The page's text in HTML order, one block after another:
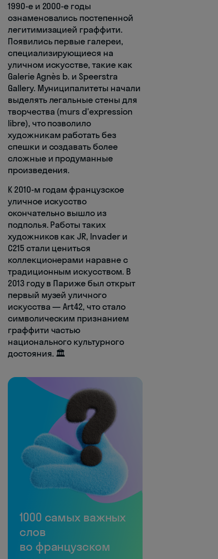
1990-е и 2000-е годы
ознаменовались постепенной
легитимизацией граффити.
Появились первые галереи,
специализирующиеся на
уличном искусстве, такие как
Galerie Agnès b. и Speerstra
Gallery. Муниципалитеты начали
выделять легальные стены для
творчества (murs d'expression
libre), что позволило
художникам работать без
спешки и создавать более
сложные и продуманные
произведения.
К 2010-м годам французское
уличное искусство
окончательно вышло из
подполья. Работы таких
художников как JR, Invader и
C215 стали цениться
коллекционерами наравне с
традиционным искусством. В
2013 году в Париже был открыт
первый музей уличного
искусства — Art42, что стало
символическим признанием
граффити частью
национального культурного
достояния. 🏛️
1000 самых важных
слов
во французском